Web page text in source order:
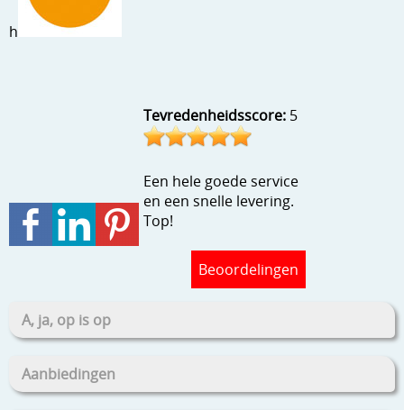
Stans machine en embossing machines
Wat nog, een creatief kijkje
h
Tevredenheidsscore: 5
Een hele goede service
en een snelle levering.
Top!
Beoordelingen
A, ja, op is op
Aanbiedingen